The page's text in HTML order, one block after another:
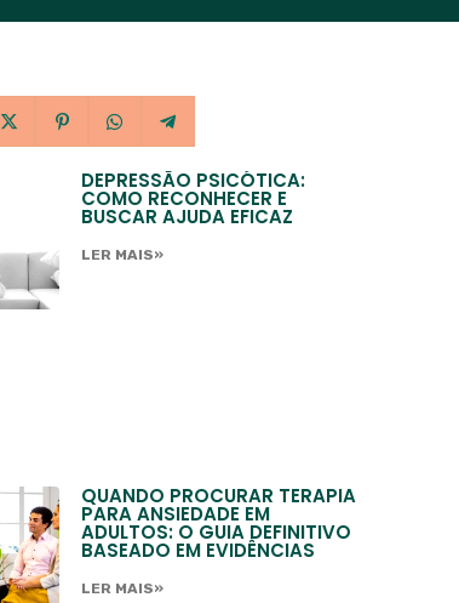
DEPRESSÃO PSICÓTICA:
COMO RECONHECER E
BUSCAR AJUDA EFICAZ
LER MAIS»
QUANDO PROCURAR TERAPIA
PARA ANSIEDADE EM
ADULTOS: O GUIA DEFINITIVO
BASEADO EM EVIDÊNCIAS
LER MAIS»